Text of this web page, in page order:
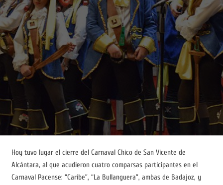
Hoy tuvo lugar el cierre del Carnaval Chico de San Vicente de
Alcántara, al que acudieron cuatro comparsas participantes en el
Carnaval Pacense: “Caribe”, “La Bullanguera”, ambas de Badajoz, y